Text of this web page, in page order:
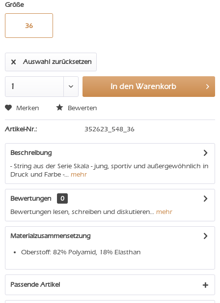
Größe
36
Auswahl zurücksetzen
In den Warenkorb
Merken Bewerten
Artikel-Nr.: 352623_548_36
Beschreibung
- String aus der Serie Skala - jung, sportiv und außergewöhnlich in
Druck und Farbe -... mehr
Bewertungen
0
Bewertungen lesen, schreiben und diskutieren... mehr
Materialzusammensetzung
Oberstoff: 82% Polyamid, 18% Elasthan
Passende Artikel